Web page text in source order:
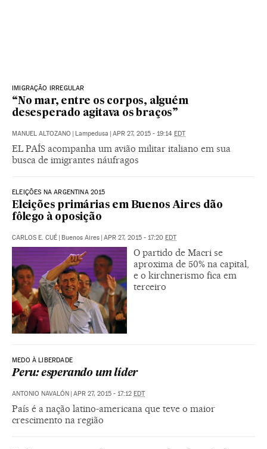
IMIGRAÇÃO IRREGULAR
“No mar, entre os corpos, alguém
desesperado agitava os braços”
MANUEL ALTOZANO Lampedusa APR 27, 2015 - 19:14 EDT
EL PAÍS acompanha um avião militar italiano em sua
busca de imigrantes náufragos
ELEIÇÕES NA ARGENTINA 2015
Eleições primárias em Buenos Aires dão
fôlego à oposição
CARLOS E. CUÉ Buenos Aires APR 27, 2015 - 17:20 EDT
O partido de Macri se
aproxima de 50% na capital,
e o kirchnerismo fica em
terceiro
MEDO À LIBERDADE
Peru: esperando um líder
ANTONIO NAVALÓN APR 27, 2015 - 17:12 EDT
País é a nação latino-americana que teve o maior
crescimento na região